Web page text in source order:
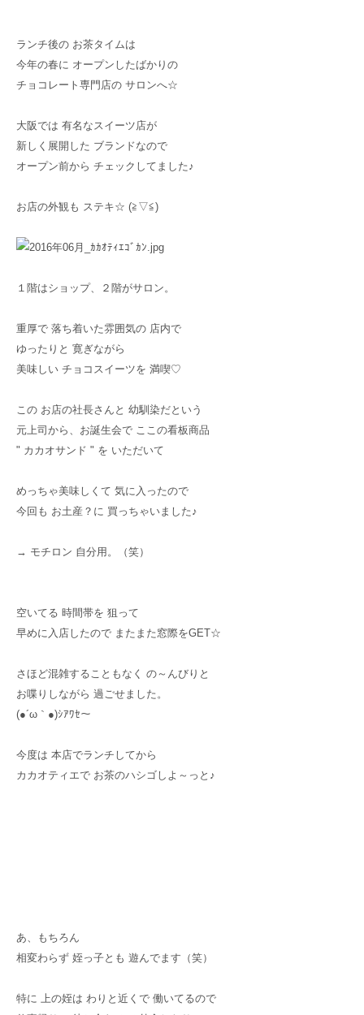
ランチ後の お茶タイムは
今年の春に オープンしたばかりの
チョコレート専門店の サロンへ☆
大阪では 有名なスイーツ店が
新しく展開した ブランドなので
オープン前から チェックしてました♪
お店の外観も ステキ☆ (≧▽≦)
１階はショップ、２階がサロン。
重厚で 落ち着いた雰囲気の 店内で
ゆったりと 寛ぎながら
美味しい チョコスイーツを 満喫♡
この お店の社長さんと 幼馴染だという
元上司から、お誕生会で ここの看板商品
" カカオサンド " を いただいて
めっちゃ美味しくて 気に入ったので
今回も お土産？に 買っちゃいました♪
→ モチロン 自分用。（笑）
空いてる 時間帯を 狙って
早めに入店したので またまた窓際をGET☆
さほど混雑することもなく の～んびりと
お喋りしながら 過ごせました。
(●´ω｀●)ｼｱﾜｾ～
今度は 本店でランチしてから
カカオティエで お茶のハシゴしよ～っと♪
あ、もちろん
相変わらず 姪っ子とも 遊んでます（笑）
特に 上の姪は わりと近くで 働いてるので